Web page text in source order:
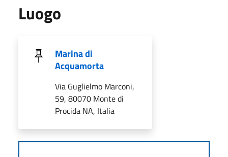
Luogo
Marina di
Acquamorta
Via Guglielmo Marconi,
59, 80070 Monte di
Procida NA, Italia